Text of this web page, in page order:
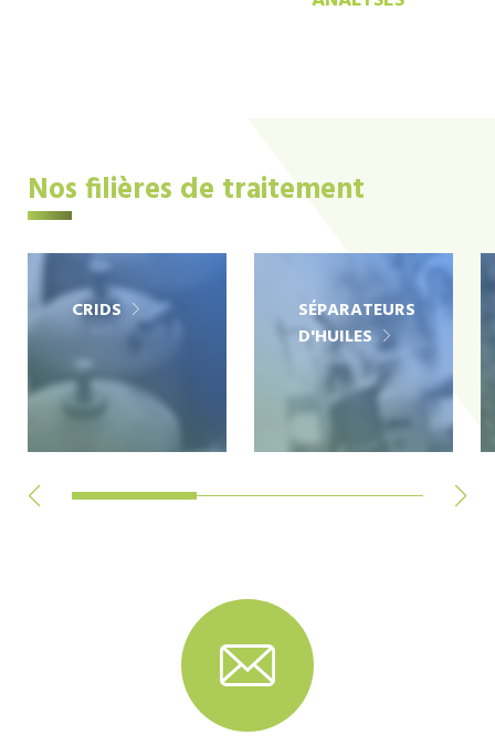
Nos filières de traitement
CRIDS
SÉPARATEURS
D'HUILES